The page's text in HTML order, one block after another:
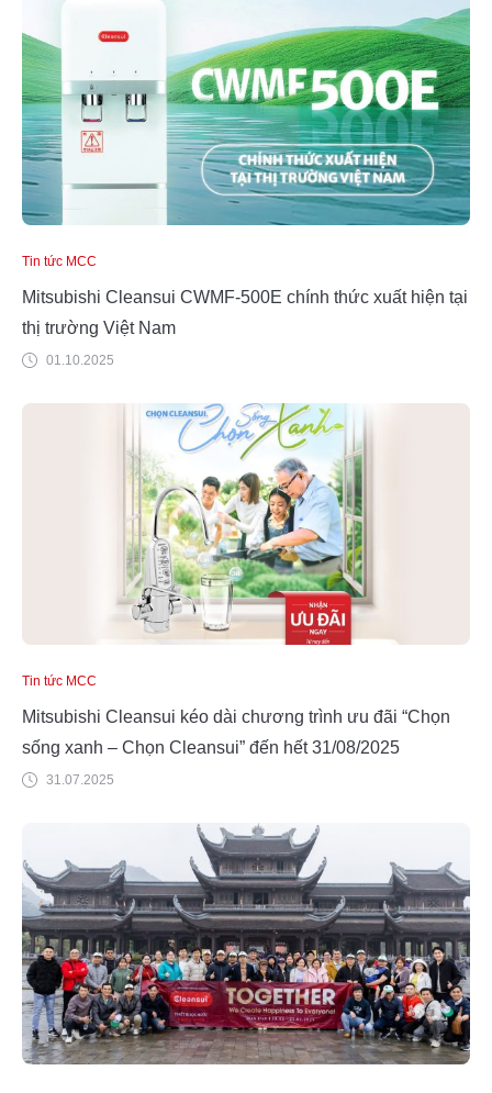
Tin tức MCC
Mitsubishi Cleansui CWMF-500E chính thức xuất hiện tại
thị trường Việt Nam
01.10.2025
Tin tức MCC
Mitsubishi Cleansui kéo dài chương trình ưu đãi “Chọn
sống xanh – Chọn Cleansui” đến hết 31/08/2025
31.07.2025